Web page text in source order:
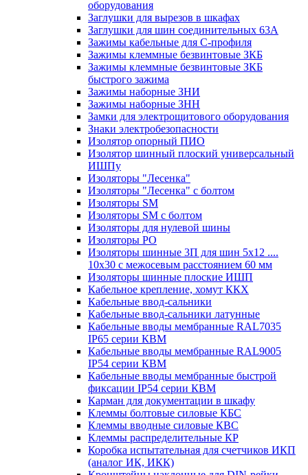
оборудования
Заглушки для вырезов в шкафах
Заглушки для шин соединительных 63А
Зажимы кабельные для С-профиля
Зажимы клеммные безвинтовые ЗКБ
Зажимы клеммные безвинтовые ЗКБ
быстрого зажима
Зажимы наборные ЗНИ
Зажимы наборные ЗНН
Замки для электрощитового оборудования
Знаки электробезопасности
Изолятор опорный ПИО
Изолятор шинный плоский универсальный
ИШПу
Изоляторы "Лесенка"
Изоляторы "Лесенка" с болтом
Изоляторы SM
Изоляторы SM c болтом
Изоляторы для нулевой шины
Изоляторы РО
Изоляторы шинные 3П для шин 5х12 ....
10х30 с межосевым расстоянием 60 мм
Изоляторы шинные плоские ИШП
Кабельное крепление, хомут ККХ
Кабельные ввод-сальники
Кабельные ввод-сальники латунные
Кабельные вводы мембранные RAL7035
IP65 серии КВМ
Кабельные вводы мембранные RAL9005
IP54 серии КВМ
Кабельные вводы мембранные быстрой
фиксации IP54 серии КВМ
Карман для документации в шкафу
Клеммы болтовые силовые КБС
Клеммы вводные силовые КВС
Клеммы распределительные КР
Коробка испытательная для счетчиков ИКП
(аналог ИК, ИКК)